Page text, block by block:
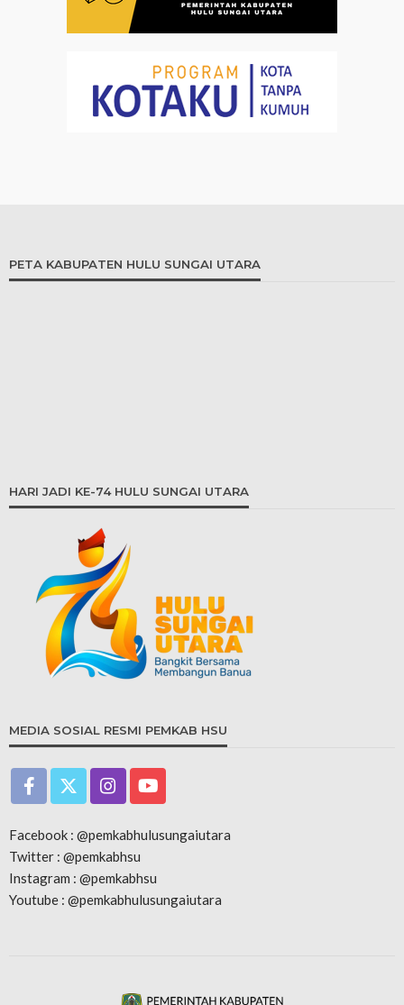
PETA KABUPATEN HULU SUNGAI UTARA
HARI JADI KE-74 HULU SUNGAI UTARA
MEDIA SOSIAL RESMI PEMKAB HSU
Facebook : @pemkabhulusungaiutara
Twitter : @pemkabhsu
Instagram : @pemkabhsu
Youtube : @pemkabhulusungaiutara